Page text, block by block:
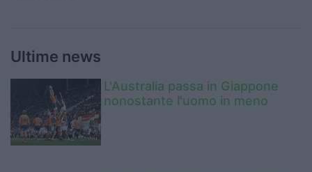
Ultime news
L'Australia passa in Giappone
nonostante l'uomo in meno